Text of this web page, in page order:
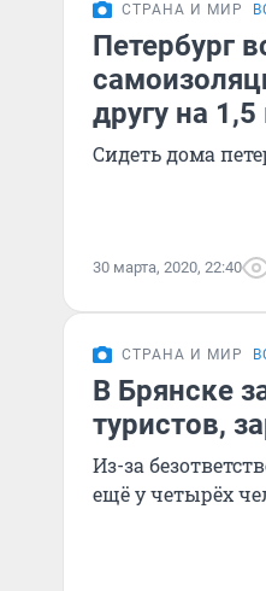
СТРАНА И МИР
Петербург
другу на
Сидеть дома
30 марта, 2020, 22:40
СТРАНА И МИР
В Брянске
туристов,
Из-за
ещё у четырёх